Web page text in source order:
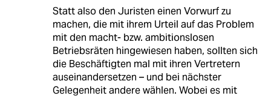
Statt also den Juristen einen Vorwurf zu
machen, die mit ihrem Urteil auf das Problem
mit den macht- bzw. ambitionslosen
Betriebsräten hingewiesen haben, sollten sich
die Beschäftigten mal mit ihren Vertretern
auseinandersetzen – und bei nächster
Gelegenheit andere wählen. Wobei es mit